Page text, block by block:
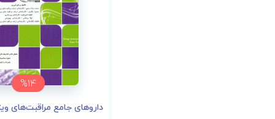
%14
داروهای جامع مراقبت‌های